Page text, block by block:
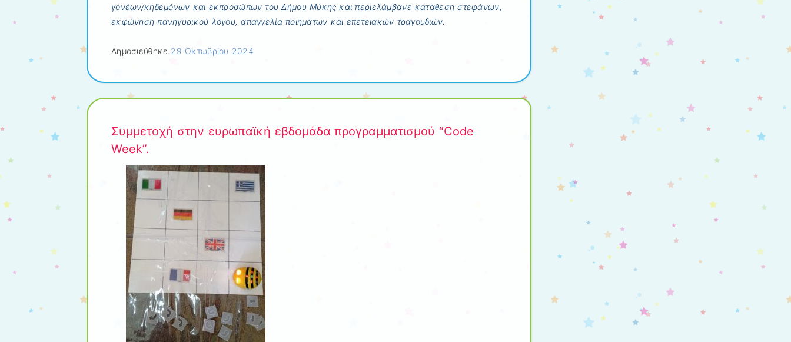
γονέων/κηδεμόνων και εκπροσώπων του Δήμου Μύκης και περιελάμβανε κατάθεση στεφάνων,
εκφώνηση πανηγυρικού λόγου, απαγγελία ποιημάτων και επετειακών τραγουδιών.
Δημοσιεύθηκε 29 Οκτωβρίου 2024
Συμμετοχή στην ευρωπαϊκή εβδομάδα προγραμματισμού “Code
Week”.